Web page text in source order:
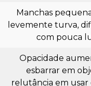
Manchas
levemente turva,
com pouca
Opacidade
esbarrar em
relutância em usar